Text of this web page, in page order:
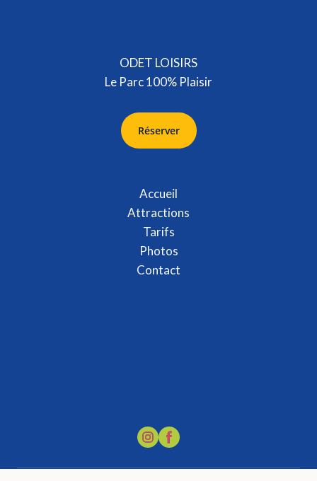
ODET LOISIRS
Le Parc 100% Plaisir
Réserver
Accueil
Attractions
Tarifs
Photos
Contact